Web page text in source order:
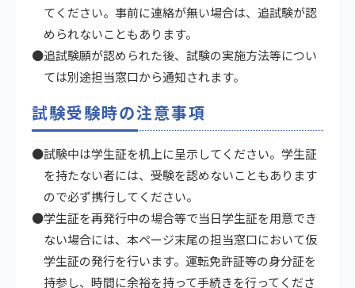
てください。事前に連絡が無い場合は、追試験が認
められないこともあります。
●追試験願が認められた後、試験の実施方法等につい
ては別途担当窓口から通知されます。
試験受験時の注意事項
●試験中は学生証を机上に呈示してください。学生証
を持たない者には、受験を認めないこともあります
ので必ず携行してください。
●学生証を再発行中の場合等で当日学生証を用意でき
ない場合には、本ページ末尾の担当窓口において仮
学生証の発行を行います。運転免許証等の身分証を
持参し、時間に余裕を持って手続きを行ってくださ